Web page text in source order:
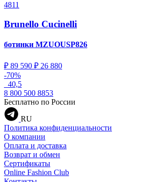
4811
Brunello Cucinelli
ботинки MZUOUSP826
₽ 89 590 ₽ 26 880
-70%
40,5
8 800 500 8853
Бесплатно по России
RU
Политика конфиденциальности
О компании
Оплата и доставка
Возврат и обмен
Сертификаты
Online Fashion Club